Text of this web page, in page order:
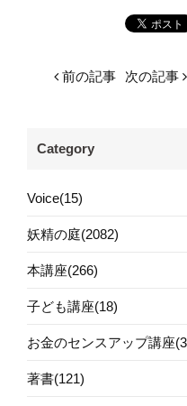
前の記事 次の記事
Category
Voice(15)
妖精の庭(2082)
本講座(266)
子ども講座(18)
お金のセンスアップ講座
著書(121)